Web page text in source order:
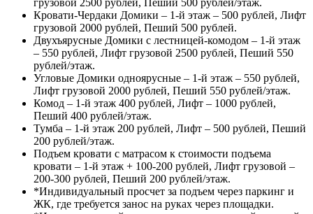
Кровати-Чердаки Домики – 1-й этаж – 500 рублей, Лифт
грузовой 2000 рублей, Пеший 500 рублей.
Двухъярусные Домики с лестницей-комодом – 1-й этаж
– 550 рублей, Лифт грузовой 2500 рублей, Пеший 550
рублей/этаж.
Угловые Домики одноярусные – 1-й этаж – 550 рублей,
Лифт грузовой 2000 рублей, Пеший 550 рублей/этаж.
Комод – 1-й этаж 400 рублей, Лифт – 1000 рублей,
Пеший 400 рублей/этаж.
Тумба – 1-й этаж 200 рублей, Лифт – 500 рублей, Пеший
200 рублей/этаж.
Подъем кровати с матрасом к стоимости подъема
кровати – 1-й этаж + 100-200 рублей, Лифт грузовой –
200-300 рублей, Пеший 200 рублей/этаж.
*Индивидуальный просчет за подъем через паркинг и
ЖК, где требуется занос на руках через площадки.